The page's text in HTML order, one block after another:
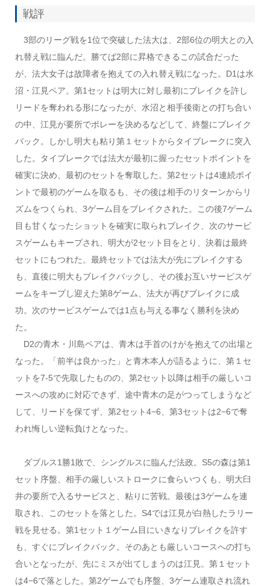
戦評
3部のリーグ戦を1位で突破した法大は、2部6位の明大との入
れ替え戦に臨んだ。勝てば2部に昇格できるこの試合だった
が、法大女子は故障者を抱えての入れ替え戦になった。D1は水
沼・江見ペア。第1セットは明大に対し最初にブレイクを許し
リードを奪われる形になったが、水沼と相手後衛との打ち合い
の中、江見が要所でボレーを決めるなどして、終盤にブレイク
バック。しかし明大も粘り第１セットからタイブレークに突入
した。タイブレークでは法大が最初に握ったセットポイントを
確実に決め、最初のセットを奪取した。第2セットは4連続ポイ
ントで最初のゲームを取るも、その後は相手のリターンからリ
ズムをつくられ、3ゲーム目をブレイクされた。この後7ゲーム
目も甘くなったショットを確実に取られブレイク、次のサービ
スゲームもキープされ、明大が2セット目をとり、決着は最終
セットにもつれた。最終セットでは法大が先にブレイクする
も、直後に明大もブレイクバックし、その後お互いサービスゲ
ームをキープし迎えた第8ゲーム、法大が再びブレイクに成
功。次のサービスゲームでは1点も与える事なく勝利を決め
た。
D2の青木・川島ペアは、青木は手首のけがを抱えての出場と
なった。「前半は良かった」と青木本人が語るように、第１セ
ットを7-5で先取したものの、第2セット以降は相手の厳しいコ
ースへの攻めに対応できず、途中青木の足がつってしまうなど
して、リードを保てず、第2セット4−6、第3セットは2−6で奪
われ悔しい逆転負けとなった。
ダブルス1勝1敗で、シングルスに臨んだ法政。S5の森は第1
セット序盤、相手の厳しいストロークに食らいつくも、明大臼
井の要所で入るサービスと、粘りに苦戦。最後は3ゲームを連
取され、このセットを落とした。S4では江見が白熱したラリー
戦を見せる。第1セット１ゲーム目にいきなりブレイクを許す
も、すぐにブレイクバック。そのあとも厳しいコースへの打ち
合いとなったが、先にミスが出てしまうのは江見。第１セット
は4−6で落とした。第2ゲームでも序盤、3ゲーム連取され流れ